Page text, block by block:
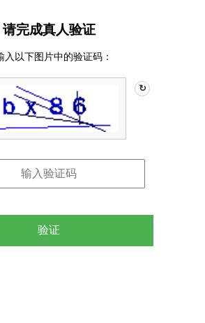
请完成真人验证
入以下图片中的验证码：
↻
验证